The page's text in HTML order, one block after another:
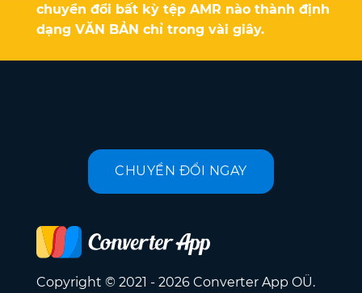
chuyển đổi bất kỳ tệp AMR nào thành định
dạng VĂN BẢN chỉ trong vài giây.
CHUYỂN ĐỔI NGAY
Copyright © 2021 - 2026 Converter App OÜ.